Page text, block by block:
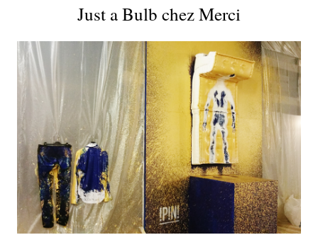
Just a Bulb chez Merci